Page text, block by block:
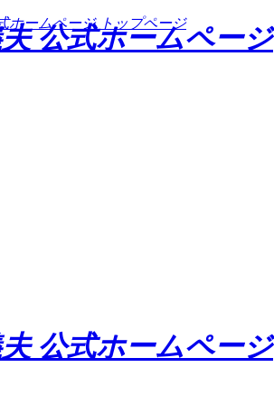
公式ホームページ
公式ホームページ
ホームページ トップページ